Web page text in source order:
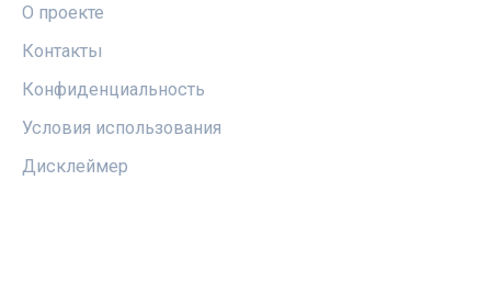
О проекте
Контакты
Конфиденциальность
Условия использования
Дисклеймер